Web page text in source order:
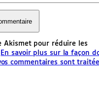
Akismet pour réduire les
En savoir plus sur la façon
commentaires sont